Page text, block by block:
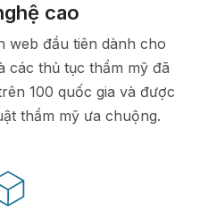
cao
web đầu tiên dành cho
các thủ tục thẩm mỹ đã
100 quốc gia và được
thẩm mỹ ưa chuộng.